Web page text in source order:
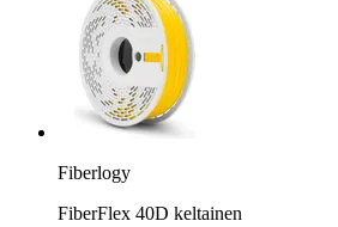
Fiberlogy
FiberFlex 40D keltainen